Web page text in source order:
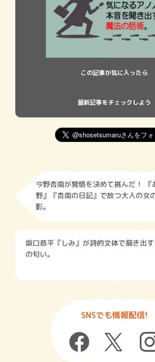
この記事が気に入ったら
最新記事をチェックしよう
今野杏南が覚悟を決めて挑んだ！ 『
野』『杏南の日記』で放つ大人の女
影。
坂口恭平『しみ』が詩的文体で描き出
の匂い。
SNSでも情報配信!